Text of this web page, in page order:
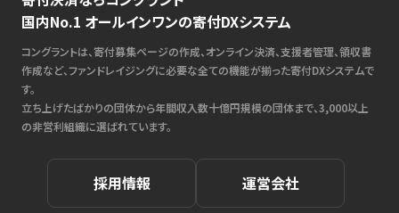
国内No.1 オールインワンの寄付DXシステム
コングラントは、寄付募集ページの作成、オンライン決済、支援者管理、領収書
作成など、ファンドレイジングに必要な全ての機能が揃った寄付DXシステムで
す。
立ち上げたばかりの団体から年間収入数十億円規模の団体まで、3,000以上
の非営利組織に選ばれています。
採用情報 運営会社